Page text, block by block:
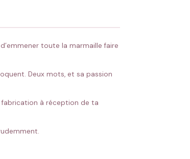
toute la marmaille faire
Deux mots, et sa passion
fabrication à réception de ta